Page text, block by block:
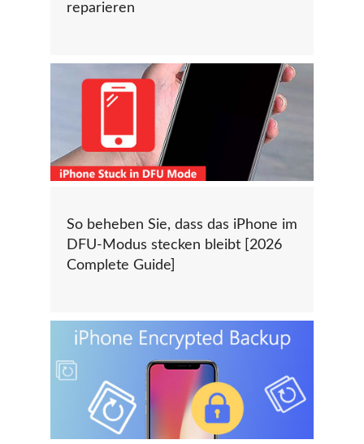
reparieren
So beheben Sie, dass das iPhone im
DFU-Modus stecken bleibt [2026
Complete Guide]